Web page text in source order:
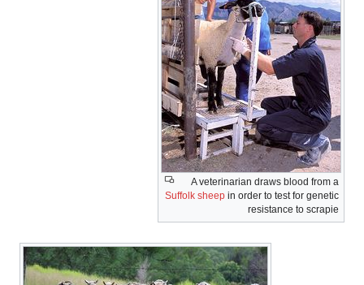
A veterinarian draws blood from a
Suffolk sheep in order to test for genetic
resistance to scrapie